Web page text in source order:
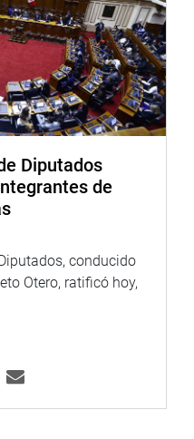
Diputados
de
conducido
Otero, ratificó hoy,